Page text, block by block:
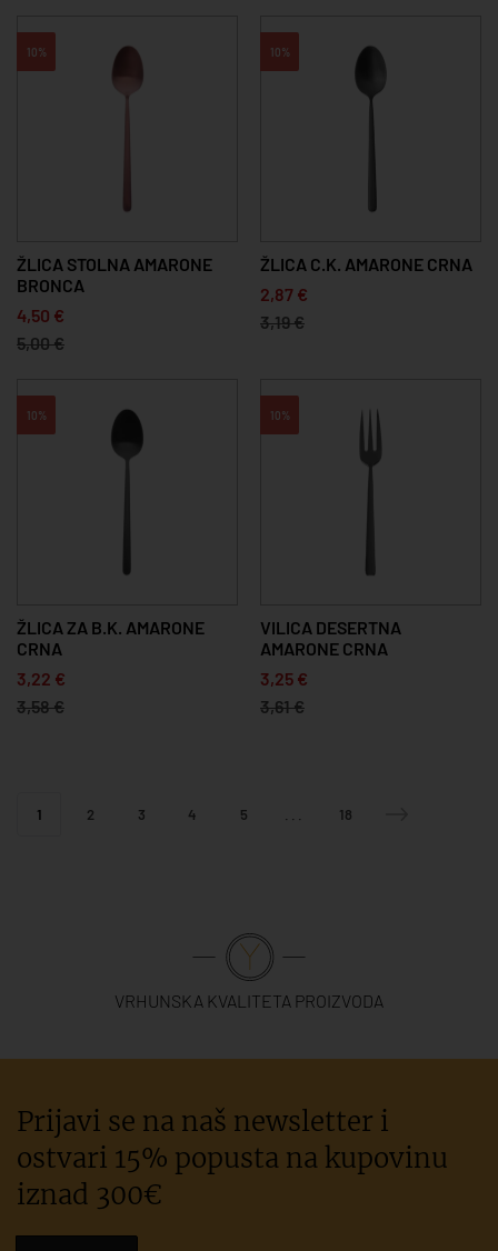
10%
ŽLICA STOLNA AMARONE
BRONCA
4,50 €
5,00 €
10%
ŽLICA C.K. AMARONE CRNA
2,87 €
3,19 €
10%
ŽLICA ZA B.K. AMARONE
CRNA
3,22 €
3,58 €
10%
VILICA DESERTNA
AMARONE CRNA
3,25 €
3,61 €
1 2 3 4 5 ... 18
VRHUNSKA KVALITETA PROIZVODA
Prijavi se na naš newsletter i
ostvari 15% popusta na kupovinu
iznad 300€